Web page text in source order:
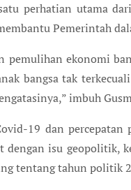
perhatian utama
Pemerintah
pemulihan ekonomi
bangsa tak
imbuh
19 dan
isu geopolitik,
tentang tahun politik